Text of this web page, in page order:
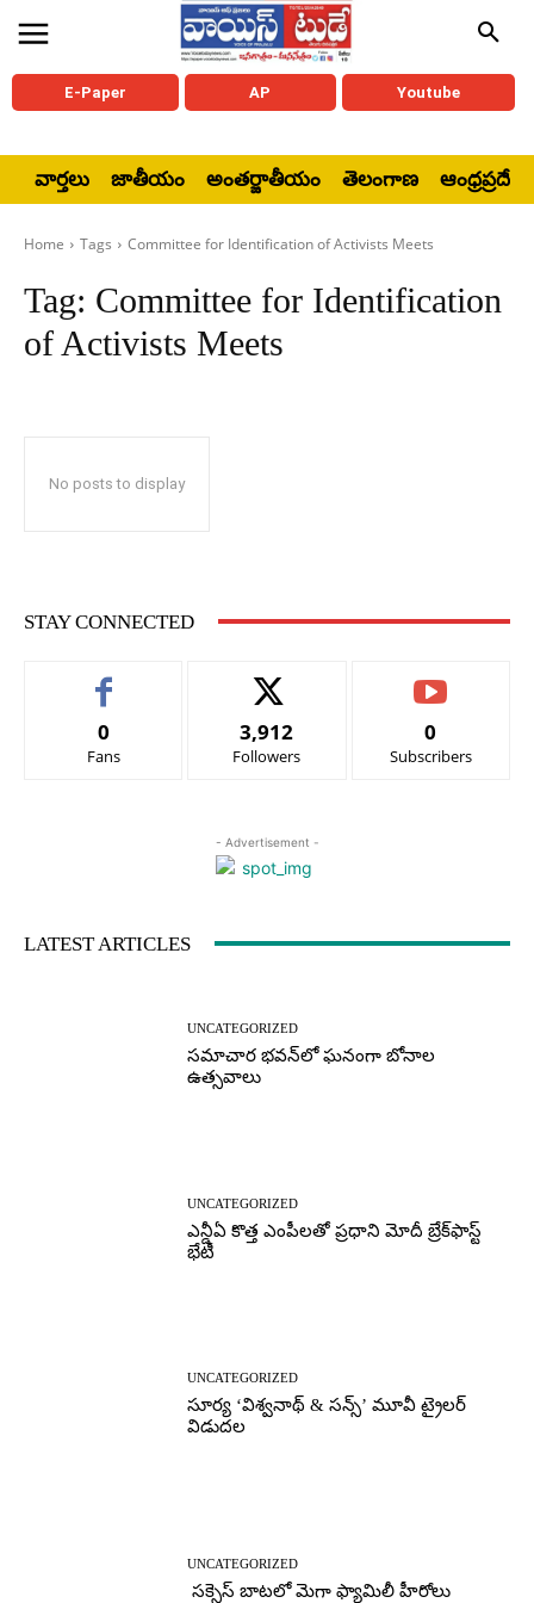
E-Paper AP Youtube
వార్తలు జాతీయం అంతర్జాతీయం తెలంగాణ ఆంధ్రప్రదేశ్
Home Tags Committee for Identification of Activists Meets
Tag: Committee for Identification
of Activists Meets
No posts to display
STAY CONNECTED
0
Fans
3,912
Followers
0
Subscribers
- Advertisement -
LATEST ARTICLES
UNCATEGORIZED
సమాచార భవన్‌లో ఘనంగా బోనాల
ఉత్సవాలు
UNCATEGORIZED
ఎన్డీఏ కొత్త ఎంపీలతో ప్రధాని మోదీ బ్రేక్‌ఫాస్ట్
భేటీ
UNCATEGORIZED
సూర్య ‘విశ్వనాథ్ & సన్స్’ మూవీ ట్రైలర్
విడుదల
UNCATEGORIZED
సక్సెస్ బాటలో మెగా ఫ్యామిలీ హీరోలు